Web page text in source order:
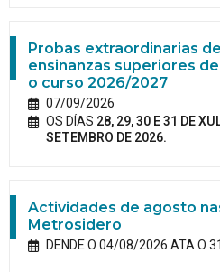
Probas extraordinarias
ensinanzas superiores
o curso 2026/2027
07/09/2026
OS DÍAS 28, 29, 30 E 31 DE
SETEMBRO DE 2026.
Actividades de agosto
Metrosidero
DENDE O 04/08/2026 ATA O